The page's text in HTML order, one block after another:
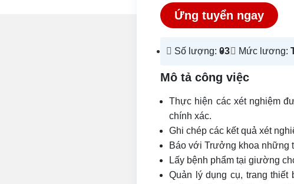
Ứng tuyển ngay
Số lượng: 03 Mức lương:
Mô tả công việc
Thực hiện các xét nghiệm
chính xác.
Ghi chép các kết quả xét
Báo với Trưởng khoa những
Lấy bệnh phẩm tại giường
Quản lý dụng cụ, trang